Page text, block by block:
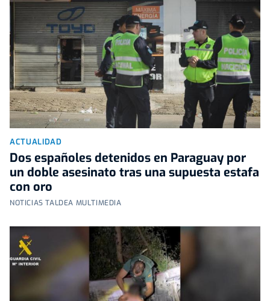
ACTUALIDAD
Dos españoles detenidos en Paraguay por
un doble asesinato tras una supuesta estafa
con oro
NOTICIAS TALDEA MULTIMEDIA